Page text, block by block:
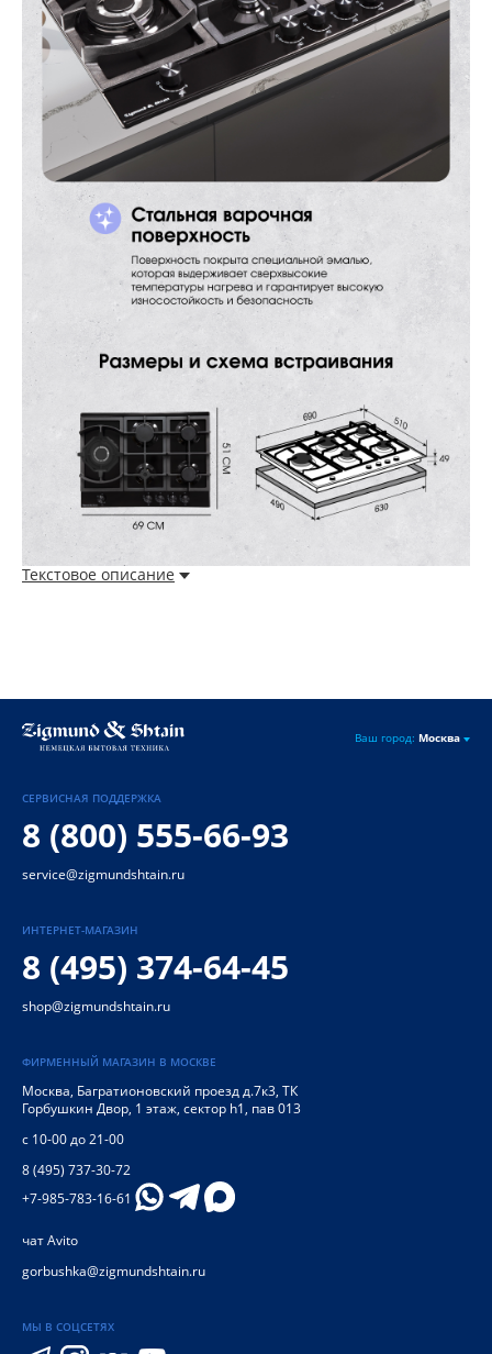
Текстовое описание
Ваш город: Москва
СЕРВИСНАЯ ПОДДЕРЖКА
8 (800) 555-66-93
service@zigmundshtain.ru
ИНТЕРНЕТ-МАГАЗИН
8 (495) 374-64-45
shop@zigmundshtain.ru
ФИРМЕННЫЙ МАГАЗИН В МОСКВЕ
Москва, Багратионовский проезд д.7к3, ТК
Горбушкин Двор, 1 этаж, сектор h1, пав 013
с 10-00 до 21-00
8 (495) 737-30-72
+7-985-783-16-61
чат Avito
gorbushka@zigmundshtain.ru
МЫ В СОЦСЕТЯХ